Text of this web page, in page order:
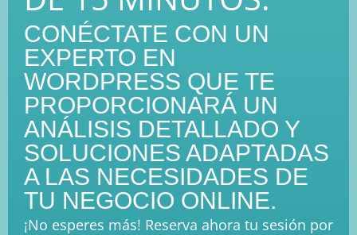
CONÉCTATE CON UN
EXPERTO EN
WORDPRESS QUE TE
PROPORCIONARÁ UN
ANÁLISIS DETALLADO Y
SOLUCIONES ADAPTADAS
A LAS NECESIDADES DE
TU NEGOCIO ONLINE.
¡No esperes más! Reserva ahora tu sesión por